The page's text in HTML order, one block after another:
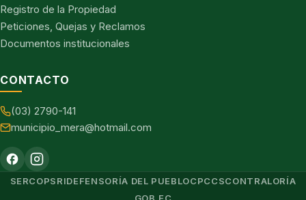
Registro de la Propiedad
Peticiones, Quejas y Reclamos
Documentos institucionales
CONTACTO
(03) 2790-141
municipio_mera@hotmail.com
SERCOPSRIDEFENSORÍA DEL PUEBLOCPCCSCONTRALORÍA